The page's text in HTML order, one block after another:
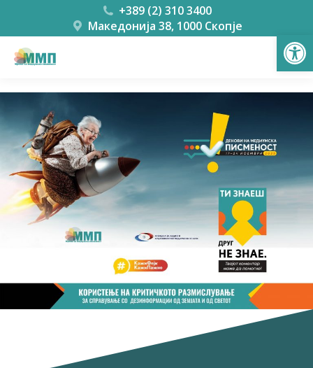
+389 (2) 310 3400
Македонија 38, 1000 Скопје